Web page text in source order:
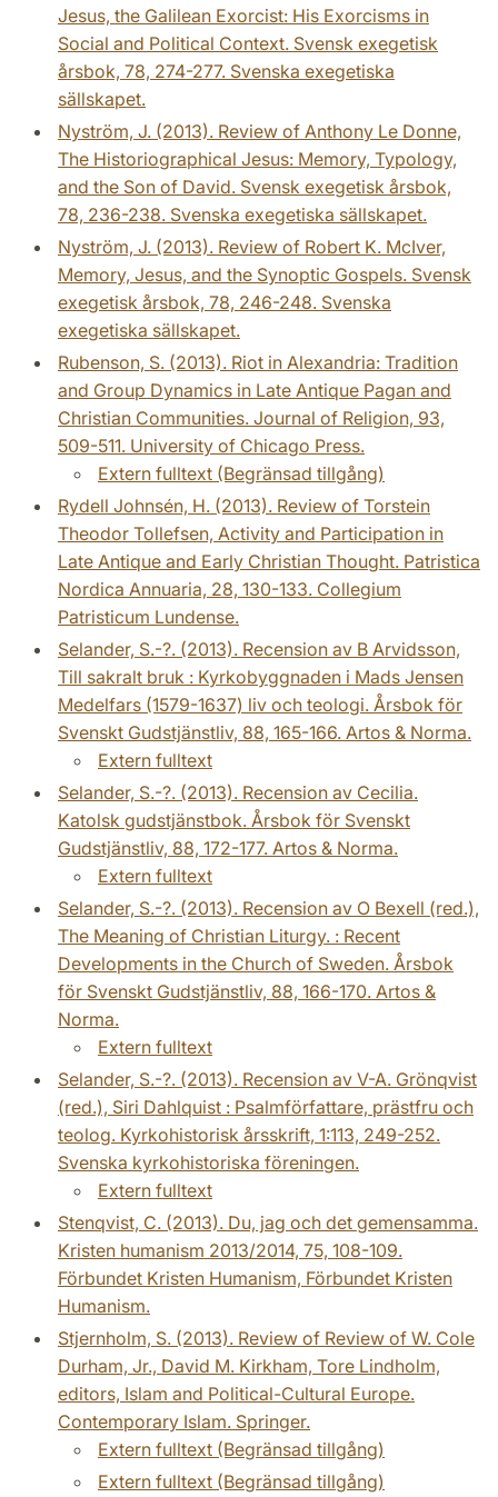
Jesus, the Galilean Exorcist: His Exorcisms in
Social and Political Context. Svensk exegetisk
årsbok, 78, 274-277. Svenska exegetiska
sällskapet.
Nyström, J. (2013). Review of Anthony Le Donne,
The Historiographical Jesus: Memory, Typology,
and the Son of David. Svensk exegetisk årsbok,
78, 236-238. Svenska exegetiska sällskapet.
Nyström, J. (2013). Review of Robert K. McIver,
Memory, Jesus, and the Synoptic Gospels. Svensk
exegetisk årsbok, 78, 246-248. Svenska
exegetiska sällskapet.
Rubenson, S. (2013). Riot in Alexandria: Tradition
and Group Dynamics in Late Antique Pagan and
Christian Communities. Journal of Religion, 93,
509-511. University of Chicago Press.
Extern fulltext (Begränsad tillgång)
Rydell Johnsén, H. (2013). Review of Torstein
Theodor Tollefsen, Activity and Participation in
Late Antique and Early Christian Thought. Patristica
Nordica Annuaria, 28, 130-133. Collegium
Patristicum Lundense.
Selander, S.-?. (2013). Recension av B Arvidsson,
Till sakralt bruk : Kyrkobyggnaden i Mads Jensen
Medelfars (1579-1637) liv och teologi. Årsbok för
Svenskt Gudstjänstliv, 88, 165-166. Artos & Norma.
Extern fulltext
Selander, S.-?. (2013). Recension av Cecilia.
Katolsk gudstjänstbok. Årsbok för Svenskt
Gudstjänstliv, 88, 172-177. Artos & Norma.
Extern fulltext
Selander, S.-?. (2013). Recension av O Bexell (red.),
The Meaning of Christian Liturgy. : Recent
Developments in the Church of Sweden. Årsbok
för Svenskt Gudstjänstliv, 88, 166-170. Artos &
Norma.
Extern fulltext
Selander, S.-?. (2013). Recension av V-A. Grönqvist
(red.), Siri Dahlquist : Psalmförfattare, prästfru och
teolog. Kyrkohistorisk årsskrift, 1:113, 249-252.
Svenska kyrkohistoriska föreningen.
Extern fulltext
Stenqvist, C. (2013). Du, jag och det gemensamma.
Kristen humanism 2013/2014, 75, 108-109.
Förbundet Kristen Humanism, Förbundet Kristen
Humanism.
Stjernholm, S. (2013). Review of Review of W. Cole
Durham, Jr., David M. Kirkham, Tore Lindholm,
editors, Islam and Political-Cultural Europe.
Contemporary Islam. Springer.
Extern fulltext (Begränsad tillgång)
Extern fulltext (Begränsad tillgång)